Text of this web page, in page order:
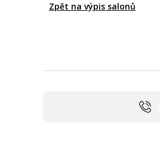
Zpět na výpis salonů